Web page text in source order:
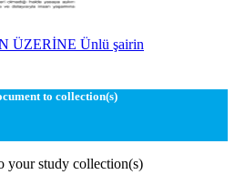
ÜZERİNE Ünlü şairin
to collection(s)
your study collection(s)